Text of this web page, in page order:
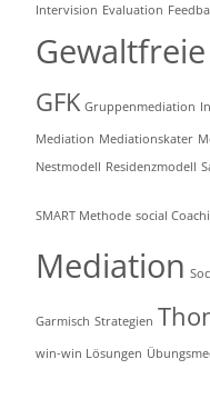
Intervision Evaluation
GFK Gruppenmediation
Mediation Mediationskater
Nestmodell Residenzmodell
SMART Methode social
Mediation
Garmisch Strategien
win-win Lösungen